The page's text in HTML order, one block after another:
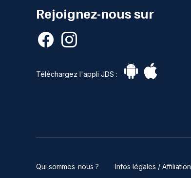
Rejoignez-nous sur
Téléchargez l'appli JDS :
Qui sommes-nous ? Infos légales / Affiliation